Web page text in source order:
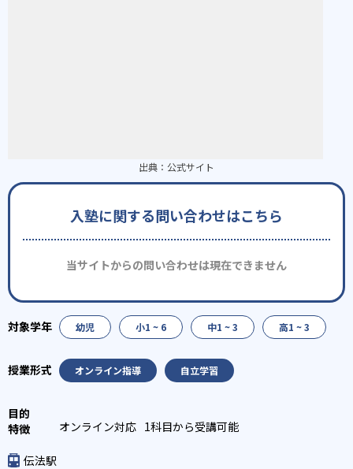
出典： 公式サイト
入塾に関する問い合わせはこちら
当サイトからの問い合わせは現在できません
幼児 小1 ~ 6 中1 ~ 3 高1 ~ 3
オンライン指導 自立学習
オンライン対応 1科目から受講可能
伝法駅